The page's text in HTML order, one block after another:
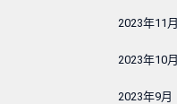
2023年11月
2023年10月
2023年9月